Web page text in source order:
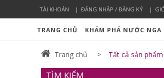
TÀI KHOẢN ĐĂNG NHẬP / ĐĂNG KÝ
TRANG CHỦ KHÁM PHÁ NƯỚC NGA
Trang chủ Tất cả sản phẩm
TÌM KIẾM